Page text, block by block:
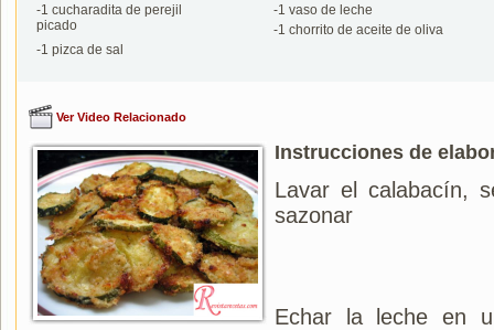
-1 cucharadita de perejil
picado
-1 vaso de leche
-1 chorrito de aceite de oliva
-1 pizca de sal
Ver Video Relacionado
Instrucciones de
Lavar el calabacín,
sazonar
Echar la leche en